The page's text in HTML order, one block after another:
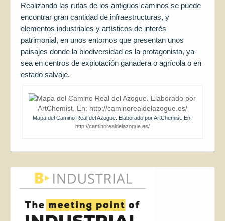
Realizando las rutas de los antiguos caminos se puede
encontrar gran cantidad de infraestructuras, y
elementos industriales y artísticos de interés
patrimonial, en unos entornos que presentan unos
paisajes donde la biodiversidad es la protagonista, ya
sea en centros de explotación ganadera o agrícola o en
estado salvaje.
Mapa del Camino Real del Azogue. Elaborado por ArtChemist. En:
http://caminorealdelazogue.es/